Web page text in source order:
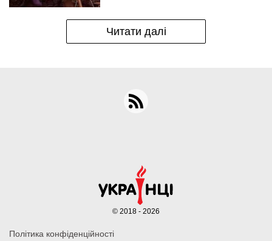
Читати далі
Політика конфіденційності
© 2018 - 2026